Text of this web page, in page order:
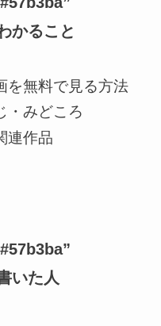
かること
を無料で見る方法
・みどころ
連作品
いた人